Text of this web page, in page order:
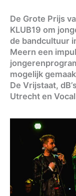
De Grote Prijs
KLUB19 om
de bandcultuur
Meern een
mogelijk
De Vrijstaat,
Utrecht en